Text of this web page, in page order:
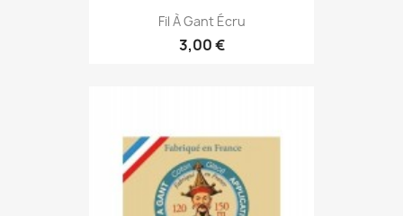
Fil À Gant Écru
3,00 €